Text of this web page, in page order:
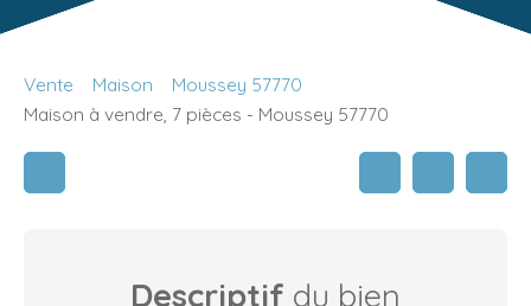
Vente Maison
Moussey 57770
Maison à vendre, 7 pièces - Moussey 57770
Descriptif du bien